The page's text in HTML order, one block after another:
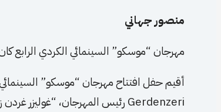
منصور جهاني
مهرجان “موسكو” السينمائي الكردي الرابع